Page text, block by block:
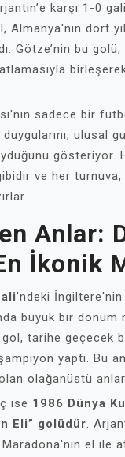
karşı 1-0
Almanya'nın dört
Götze’nin bu
sadece bir
duygularını, ulusal
gösteriyor.
ve her turnuva,
Anlar:
İkonik
'ndeki İngiltere'nin
büyük bir dönüm
tarihe geçecek
yaptı. Bu
olağanüstü
ise 1986 Dünya
Eli” golüdür.
el ile